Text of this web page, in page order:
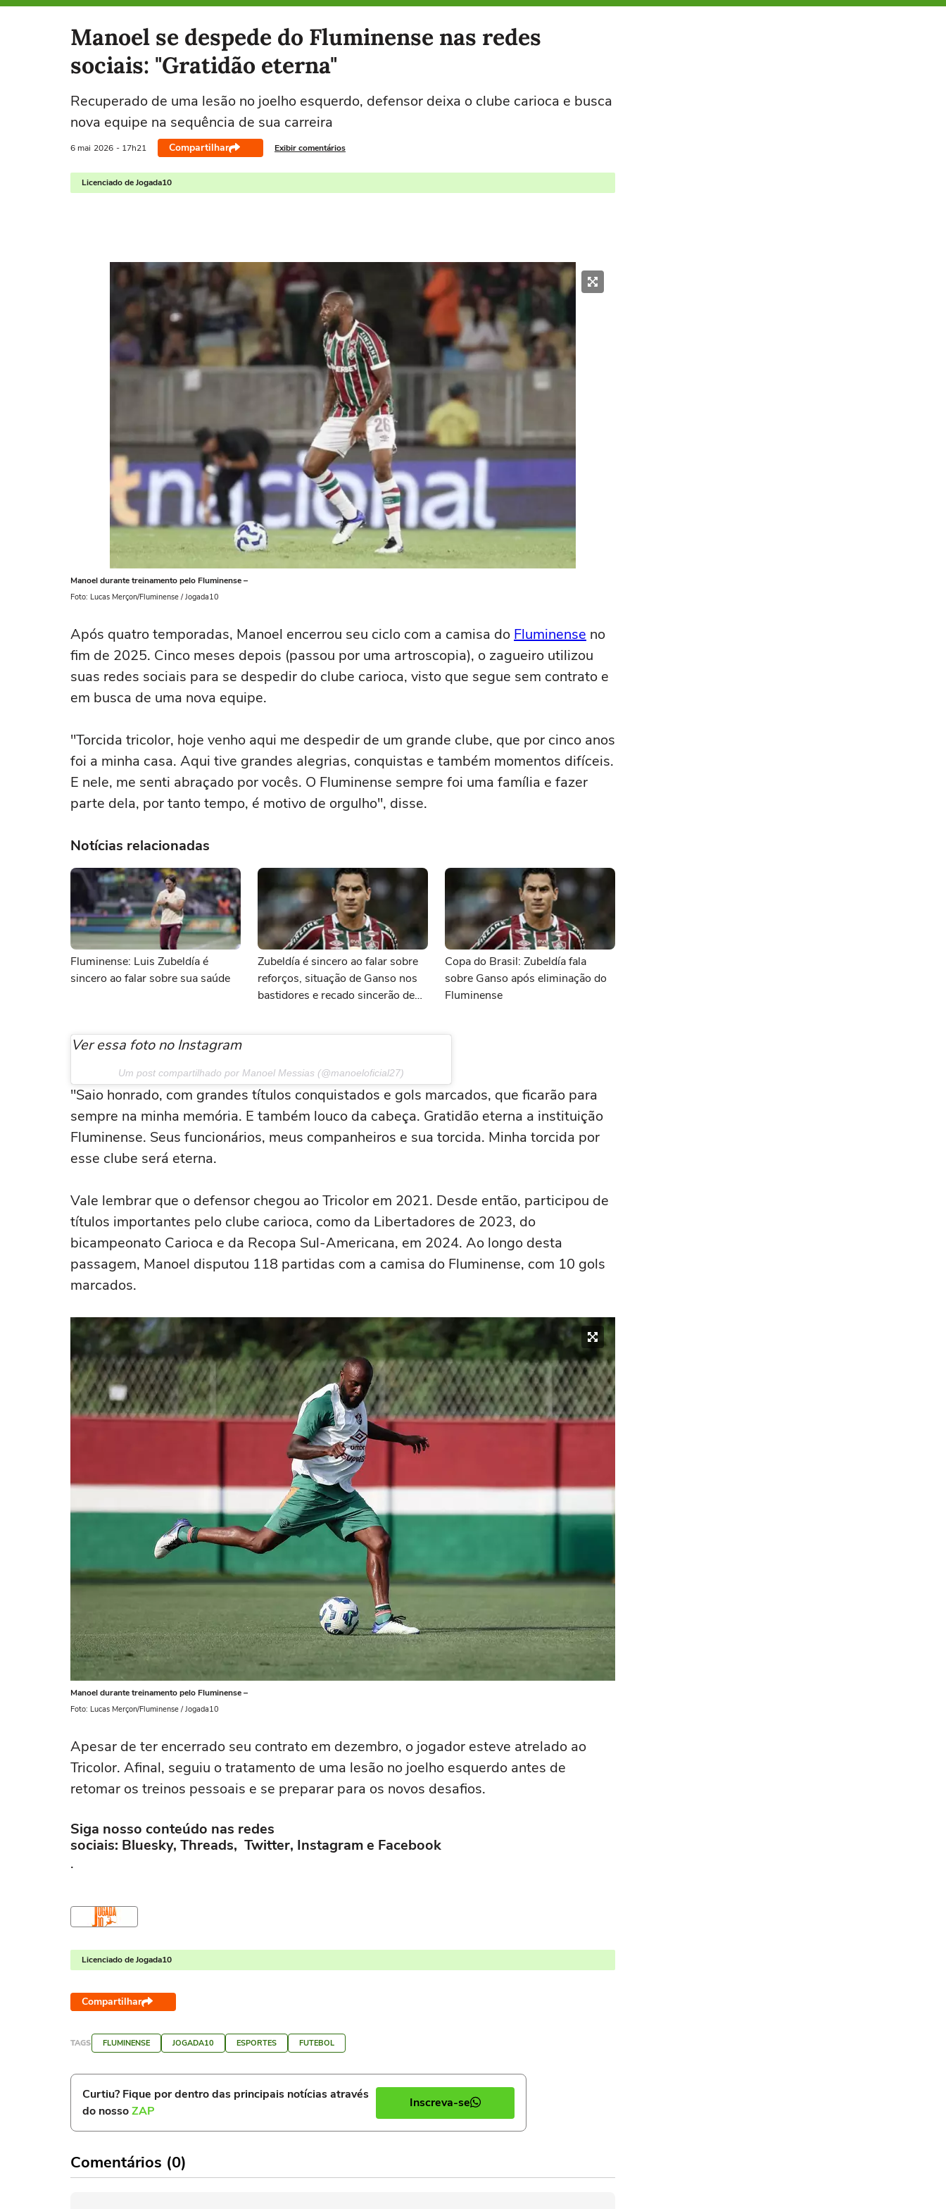
Selecione o time para ver as notícias
Manoel se despede do Fluminense nas redes
sociais: "Gratidão eterna"
Recuperado de uma lesão no joelho esquerdo, defensor deixa o clube carioca e busca
nova equipe na sequência de sua carreira
6 mai 2026 - 17h21 Compartilhar Exibir comentários
Licenciado de Jogada10
Manoel durante treinamento pelo Fluminense –
Foto: Lucas Merçon/Fluminense / Jogada10
Após quatro temporadas, Manoel encerrou seu ciclo com a camisa do Fluminense no
fim de 2025. Cinco meses depois (passou por uma artroscopia), o zagueiro utilizou
suas redes sociais para se despedir do clube carioca, visto que segue sem contrato e
em busca de uma nova equipe.
"Torcida tricolor, hoje venho aqui me despedir de um grande clube, que por cinco anos
foi a minha casa. Aqui tive grandes alegrias, conquistas e também momentos difíceis.
E nele, me senti abraçado por vocês. O Fluminense sempre foi uma família e fazer
parte dela, por tanto tempo, é motivo de orgulho", disse.
Notícias relacionadas
Fluminense: Luis Zubeldía é
sincero ao falar sobre sua saúde
Zubeldía é sincero ao falar sobre
reforços, situação de Ganso nos
bastidores e recado sincerão de
Copa do Brasil: Zubeldía fala
sobre Ganso após eliminação do
Fluminense
Ver essa foto no Instagram
Um post compartilhado por Manoel Messias (@manoeloficial27)
"Saio honrado, com grandes títulos conquistados e gols marcados, que ficarão para
sempre na minha memória. E também louco da cabeça. Gratidão eterna a instituição
Fluminense. Seus funcionários, meus companheiros e sua torcida. Minha torcida por
esse clube será eterna.
Vale lembrar que o defensor chegou ao Tricolor em 2021. Desde então, participou de
títulos importantes pelo clube carioca, como da Libertadores de 2023, do
bicampeonato Carioca e da Recopa Sul-Americana, em 2024. Ao longo desta
passagem, Manoel disputou 118 partidas com a camisa do Fluminense, com 10 gols
marcados.
Manoel durante treinamento pelo Fluminense –
Foto: Lucas Merçon/Fluminense / Jogada10
Apesar de ter encerrado seu contrato em dezembro, o jogador esteve atrelado ao
Tricolor. Afinal, seguiu o tratamento de uma lesão no joelho esquerdo antes de
retomar os treinos pessoais e se preparar para os novos desafios.
Siga nosso conteúdo nas redes
sociais: Bluesky, Threads, Twitter, Instagram e Facebook
.
Licenciado de Jogada10
Compartilhar
TAGS FLUMINENSE JOGADA10 ESPORTES FUTEBOL
Curtiu? Fique por dentro das principais notícias através
do nossoZAP
Inscreva-se
Comentários (0)